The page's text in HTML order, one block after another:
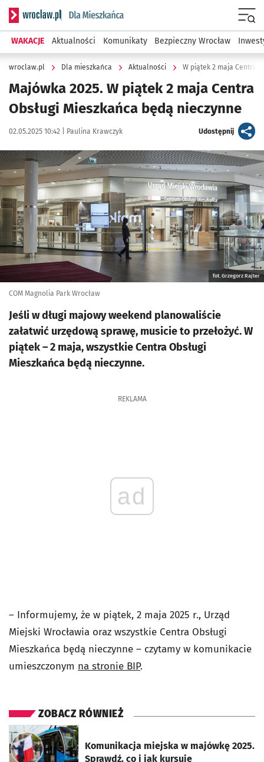
Serwis informacyjny wroclaw.pl podserwis: Dla mieszkańca
WAKACJE Aktualności Komunikaty Bezpieczny Wrocław
wroclaw.pl Dla mieszkańca Aktualności W piątek 2 maja Centra
Majówka 2025. W piątek 2 maja Centra
Obsługi Mieszkańca będą nieczynne
Data publikacji:
02.05.2025 10:42 | Autor:
Paulina Krawczyk Udostępnijartykuł
Kliknij, aby powiększyć
fot. Grzegorz Rajter
COM Magnolia Park Wrocław
Jeśli w długi majowy weekend planowaliście
załatwić urzędową sprawę, musicie to przełożyć. W
piątek – 2 maja, wszystkie Centra Obsługi
Mieszkańca będą nieczynne.
REKLAMA
ad
– Informujemy, że w piątek, 2 maja 2025 r., Urząd
Miejski Wrocławia oraz wszystkie Centra Obsługi
Mieszkańca będą nieczynne – czytamy w komunikacie
umieszczonym na stronie BIP.
ZOBACZ RÓWNIEŻ
Komunikacja miejska w majówkę 2025.
Sprawdź, co i jak kursuje
otworzy się w nowej karcie